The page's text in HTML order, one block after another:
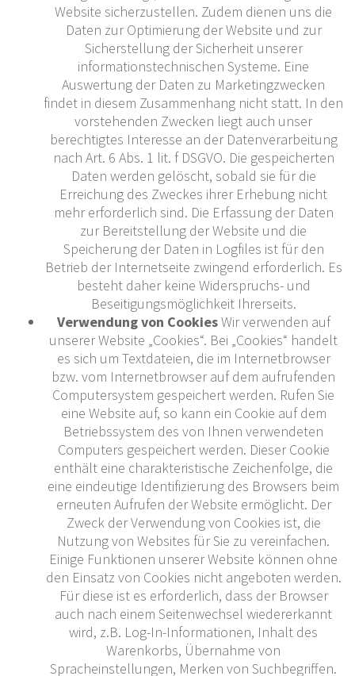
Website sicherzustellen. Zudem dienen uns die
Daten zur Optimierung der Website und zur
Sicherstellung der Sicherheit unserer
informationstechnischen Systeme. Eine
Auswertung der Daten zu Marketingzwecken
findet in diesem Zusammenhang nicht statt. In den
vorstehenden Zwecken liegt auch unser
berechtigtes Interesse an der Datenverarbeitung
nach Art. 6 Abs. 1 lit. f DSGVO. Die gespeicherten
Daten werden gelöscht, sobald sie für die
Erreichung des Zweckes ihrer Erhebung nicht
mehr erforderlich sind. Die Erfassung der Daten
zur Bereitstellung der Website und die
Speicherung der Daten in Logfiles ist für den
Betrieb der Internetseite zwingend erforderlich. Es
besteht daher keine Widerspruchs- und
Beseitigungsmöglichkeit Ihrerseits.
Verwendung von CookiesWir verwenden auf
unserer Website „Cookies“. Bei „Cookies“ handelt
es sich um Textdateien, die im Internetbrowser
bzw. vom Internetbrowser auf dem aufrufenden
Computersystem gespeichert werden. Rufen Sie
eine Website auf, so kann ein Cookie auf dem
Betriebssystem des von Ihnen verwendeten
Computers gespeichert werden. Dieser Cookie
enthält eine charakteristische Zeichenfolge, die
eine eindeutige Identifizierung des Browsers beim
erneuten Aufrufen der Website ermöglicht. Der
Zweck der Verwendung von Cookies ist, die
Nutzung von Websites für Sie zu vereinfachen.
Einige Funktionen unserer Website können ohne
den Einsatz von Cookies nicht angeboten werden.
Für diese ist es erforderlich, dass der Browser
auch nach einem Seitenwechsel wiedererkannt
wird, z.B. Log-In-Informationen, Inhalt des
Warenkorbs, Übernahme von
Spracheinstellungen, Merken von Suchbegriffen.